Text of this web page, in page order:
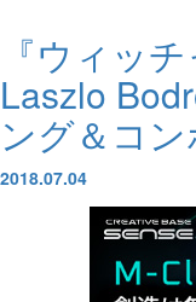
『ウィッ
Laszlo
ング＆コ
2018.07.04